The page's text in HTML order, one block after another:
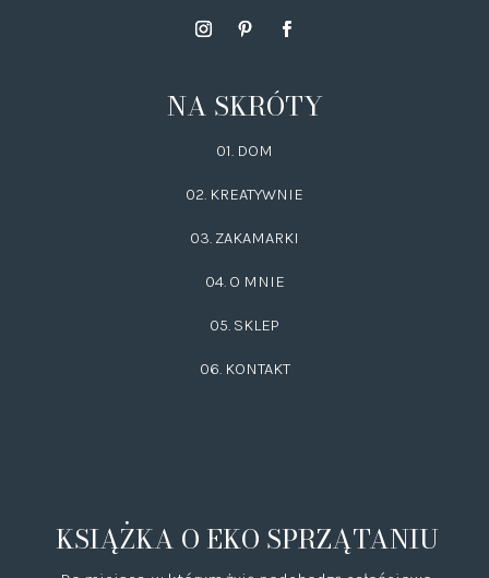
NA SKRÓTY
01. DOM
02. KREATYWNIE
03. ZAKAMARKI
04. O MNIE
05. SKLEP
06. KONTAKT
KSIĄŻKA O EKO SPRZĄTANIU